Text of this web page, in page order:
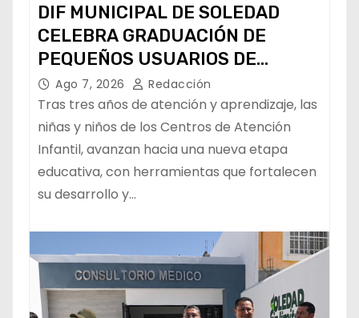
DIF MUNICIPAL DE SOLEDAD
CELEBRA GRADUACIÓN DE
PEQUEÑOS USUARIOS DE
ESTANCIAS “CAPULLITOS 1 Y 2”
Ago 7, 2026 Redacción
Tras tres años de atención y aprendizaje, las
niñas y niños de los Centros de Atención
Infantil, avanzan hacia una nueva etapa
educativa, con herramientas que fortalecen
su desarrollo y…